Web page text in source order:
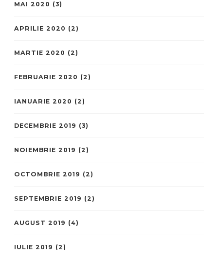
MAI 2020 (3)
APRILIE 2020 (2)
MARTIE 2020 (2)
FEBRUARIE 2020 (2)
IANUARIE 2020 (2)
DECEMBRIE 2019 (3)
NOIEMBRIE 2019 (2)
OCTOMBRIE 2019 (2)
SEPTEMBRIE 2019 (2)
AUGUST 2019 (4)
IULIE 2019 (2)